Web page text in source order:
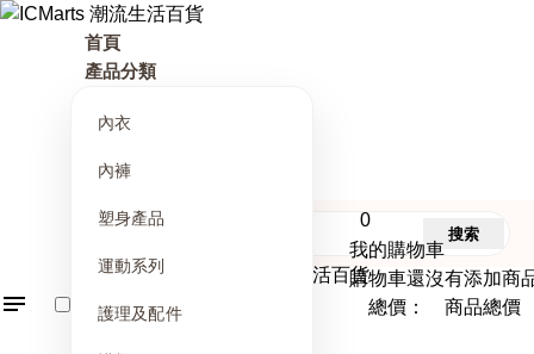
首頁
產品分類
內衣
內褲
塑身產品
運動系列
護理及配件
0
我的購物車
購物車還沒有添加商
總價： 商品總價
搜索